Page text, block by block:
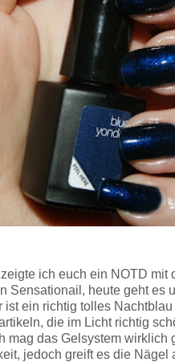
ich euch ein NOTD mit
Sensationail, heute geht es
ist ein richtig tolles
die im Licht richtig
mag das Gelsystem wirklich
jedoch greift es die Nägel